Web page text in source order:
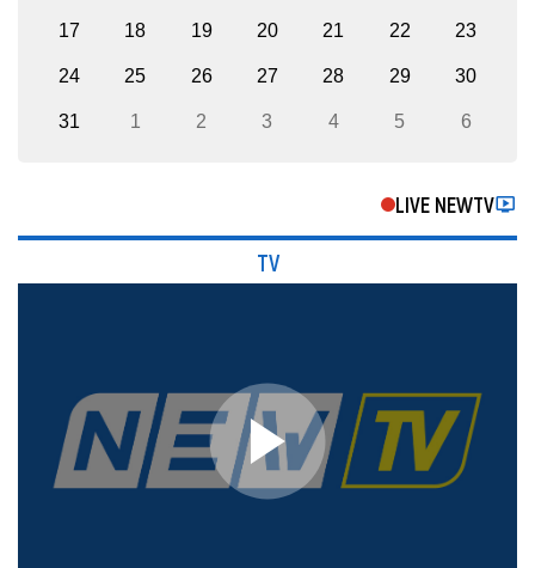
17 18 19 20 21 22 23
24 25 26 27 28 29 30
31 1 2 3 4 5 6
LIVE NEWTV
TV